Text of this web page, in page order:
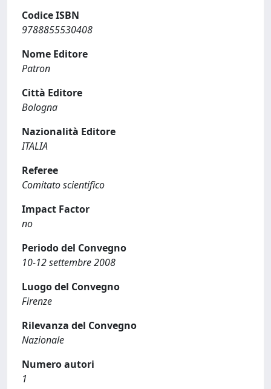
Codice ISBN
9788855530408
Nome Editore
Patron
Città Editore
Bologna
Nazionalità Editore
ITALIA
Referee
Comitato scientifico
Impact Factor
no
Periodo del Convegno
10-12 settembre 2008
Luogo del Convegno
Firenze
Rilevanza del Convegno
Nazionale
Numero autori
1